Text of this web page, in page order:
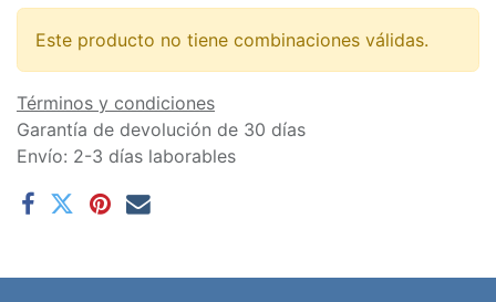
Este producto no tiene combinaciones válidas.
Términos y condiciones
Garantía de devolución de 30 días
Envío: 2-3 días laborables